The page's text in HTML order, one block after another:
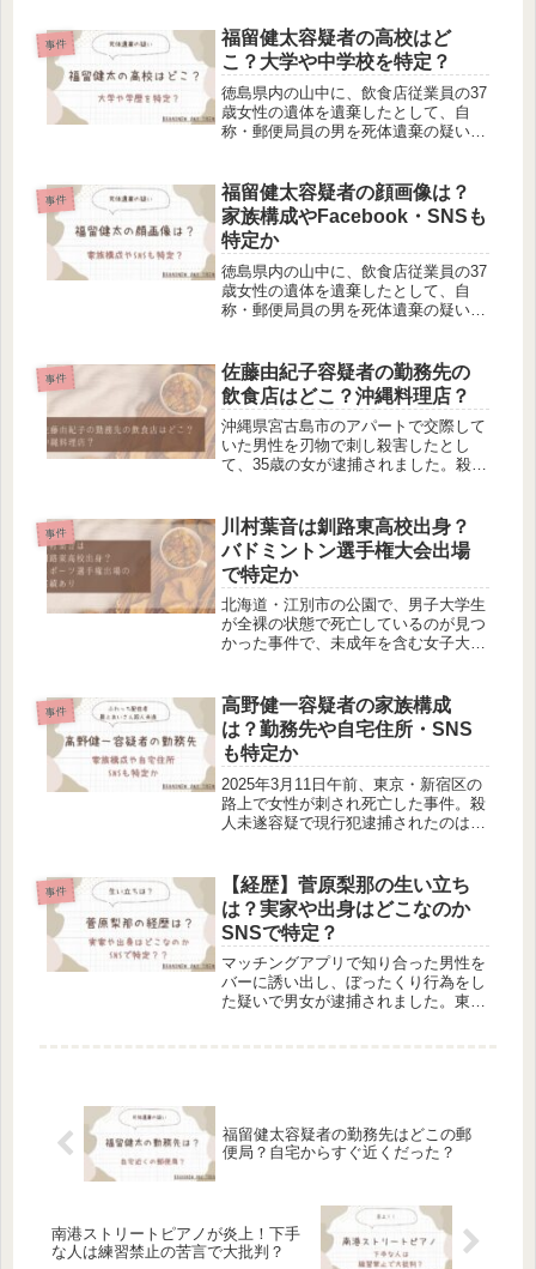
事件
福留健太容疑者の高校はど
こ？大学や中学校を特定？
徳島県内の山中に、飲食店従業員の37
歳女性の遺体を遺棄したとして、自
称・郵便局員の男を死体遺棄の疑いで
回は、福留健太容疑者の高校大学など
の学歴について調べました。福留健太
の...
事件
福留健太容疑者の顔画像は？
家族構成やFacebook・SNSも
特定か
徳島県内の山中に、飲食店従業員の37
歳女性の遺体を遺棄したとして、自
称・郵便局員の男を死体遺棄の疑いで
回は、福留健太容疑者の顔画像や家族
構成、FacebookやSNSについ...
事件
佐藤由紀子容疑者の勤務先の
飲食店はどこ？沖縄料理店？
沖縄県宮古島市のアパートで交際して
いた男性を刃物で刺し殺害したとし
て、35歳の女が逮捕されました。殺人
回は、佐藤由紀子容疑者の勤務先の飲
食店について調べました。佐藤由紀子
の...
事件
川村葉音は釧路東高校出身？
バドミントン選手権大会出場
で特定か
北海道・江別市の公園で、男子大学生
が全裸の状態で死亡しているのが見つ
かった事件で、未成年を含む女子大学
音容疑者ら4人です。今回は、川村葉
音容疑者の高校について調べました。
釧...
事件
高野健一容疑者の家族構成
は？勤務先や自宅住所・SNS
も特定か
2025年3月11日午前、東京・新宿区の
路上で女性が刺され死亡した事件。殺
人未遂容疑で現行犯逮捕されたのは、
所やSNSについて調べました。事件の
概要11日午前、東京・新宿区...
事件
【経歴】菅原梨那の生い立ち
は？実家や出身はどこなのか
SNSで特定？
マッチングアプリで知り合った男性を
バーに誘い出し、ぼったくり行為をし
た疑いで男女が逮捕されました。東京
福留健太容疑者の勤務先はどこの郵
便局？自宅からすぐ近くだった？
南港ストリートピアノが炎上！下手
な人は練習禁止の苦言で大批判？